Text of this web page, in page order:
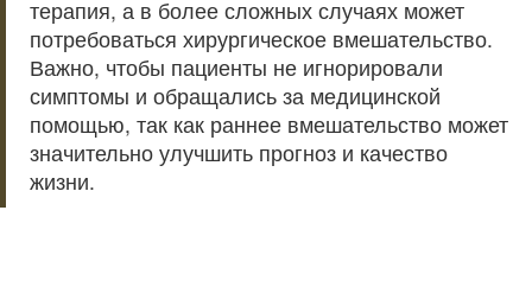
терапия, а в более сложных случаях может
потребоваться хирургическое вмешательство.
Важно, чтобы пациенты не игнорировали
симптомы и обращались за медицинской
помощью, так как раннее вмешательство может
значительно улучшить прогноз и качество
жизни.